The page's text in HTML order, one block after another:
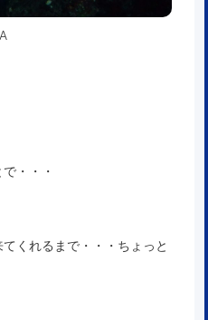
・・・
くれるまで・・・ちょっと